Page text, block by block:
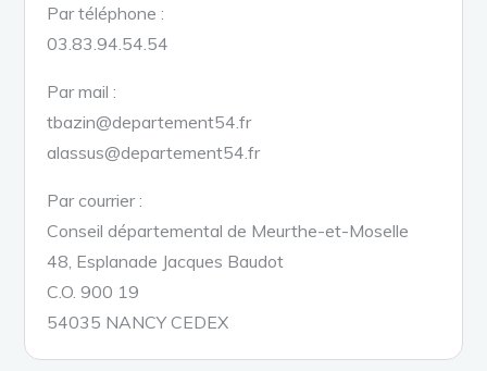
Par téléphone :
03.83.94.54.54
Par mail :
tbazin@departement54.fr
alassus@departement54.fr
Par courrier :
Conseil départemental de Meurthe-et-Moselle
48, Esplanade Jacques Baudot
C.O. 900 19
54035 NANCY CEDEX